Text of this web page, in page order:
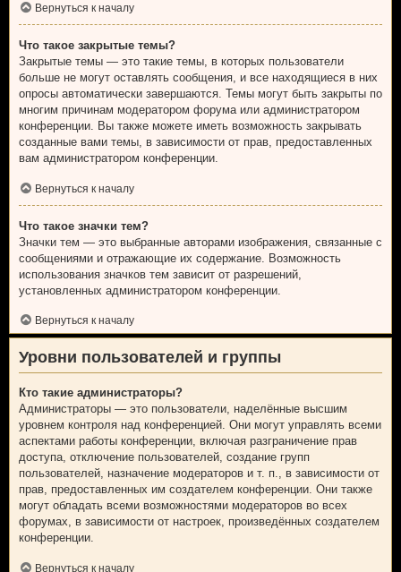
Вернуться к началу
Что такое закрытые темы?
Закрытые темы — это такие темы, в которых пользователи
больше не могут оставлять сообщения, и все находящиеся в них
опросы автоматически завершаются. Темы могут быть закрыты по
многим причинам модератором форума или администратором
конференции. Вы также можете иметь возможность закрывать
созданные вами темы, в зависимости от прав, предоставленных
вам администратором конференции.
Вернуться к началу
Что такое значки тем?
Значки тем — это выбранные авторами изображения, связанные с
сообщениями и отражающие их содержание. Возможность
использования значков тем зависит от разрешений,
установленных администратором конференции.
Вернуться к началу
Уровни пользователей и группы
Кто такие администраторы?
Администраторы — это пользователи, наделённые высшим
уровнем контроля над конференцией. Они могут управлять всеми
аспектами работы конференции, включая разграничение прав
доступа, отключение пользователей, создание групп
пользователей, назначение модераторов и т. п., в зависимости от
прав, предоставленных им создателем конференции. Они также
могут обладать всеми возможностями модераторов во всех
форумах, в зависимости от настроек, произведённых создателем
конференции.
Вернуться к началу